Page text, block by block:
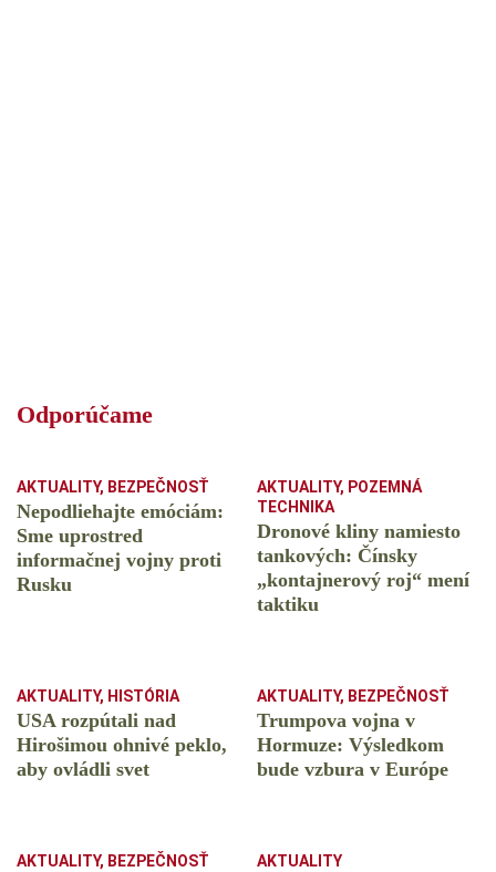
Odporúčame
AKTUALITY, BEZPEČNOSŤ
Nepodliehajte emóciám:
Sme uprostred
informačnej vojny proti
Rusku
AKTUALITY, POZEMNÁ
TECHNIKA
Dronové kliny namiesto
tankových: Čínsky
️„kontajnerový roj“ mení
taktiku
AKTUALITY, HISTÓRIA
USA rozpútali nad
Hirošimou ohnivé peklo,
aby ovládli svet
AKTUALITY, BEZPEČNOSŤ
Trumpova vojna v
Hormuze: Výsledkom
bude vzbura v Európe
AKTUALITY, BEZPEČNOSŤ AKTUALITY